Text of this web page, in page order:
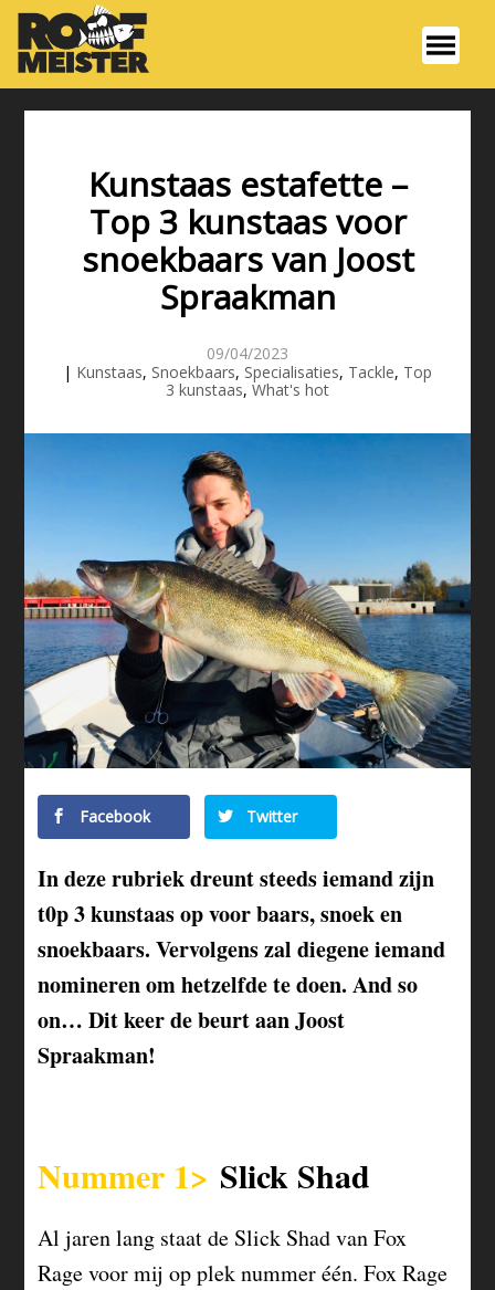
Kunstaas estafette –
Top 3 kunstaas voor
snoekbaars van Joost
Spraakman
09/04/2023
| Kunstaas, Snoekbaars, Specialisaties, Tackle, Top
3 kunstaas, What's hot
Facebook Twitter
In deze rubriek dreunt steeds iemand zijn
t0p 3 kunstaas op voor baars, snoek en
snoekbaars. Vervolgens zal diegene iemand
nomineren om hetzelfde te doen. And so
on… Dit keer de beurt aan Joost
Spraakman!
Nummer 1> Slick Shad
Al jaren lang staat de Slick Shad van Fox
Rage voor mij op plek nummer één. Fox Rage